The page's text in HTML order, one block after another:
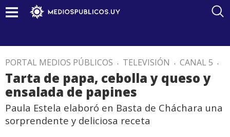
PORTAL MEDIOS PÚBLICOS . TELEVISIÓN . CANAL 5 .
Tarta de papa, cebolla y queso y
ensalada de papines
Paula Estela elaboró en Basta de Cháchara una
sorprendente y deliciosa receta